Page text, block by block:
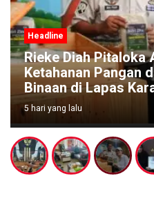
Headline
Rieke Diah
Ketahanan Pangan
Binaan di Lapas
5 hari yang lalu